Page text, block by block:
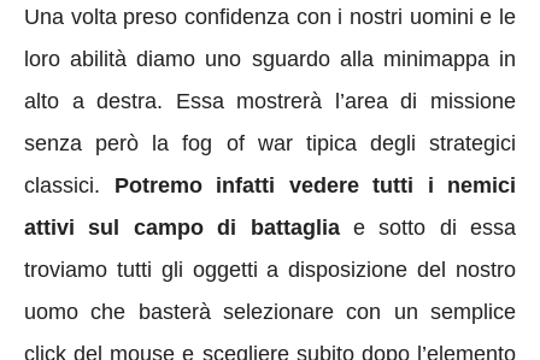
Una volta preso confidenza con i nostri uomini e le
loro abilità diamo uno sguardo alla minimappa in
alto a destra. Essa mostrerà l’area di missione
senza però la fog of war tipica degli strategici
classici. Potremo infatti vedere tutti i nemici
attivi sul campo di battagliae sotto di essa
troviamo tutti gli oggetti a disposizione del nostro
uomo che basterà selezionare con un semplice
click del mouse e scegliere subito dopo l’elemento